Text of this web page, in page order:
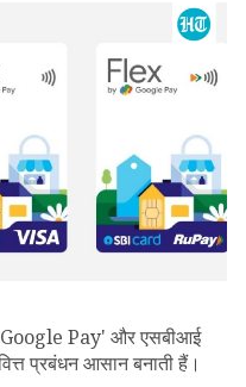
Pay' और एसबीआई
प्रबंधन आसान बनाती हैं।